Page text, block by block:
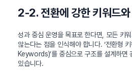
2-2. 전환에 강한 키워드
성과 중심 운영을 목표로 한다면, 모든 키
않는다는 점을 인식해야 합니다. ‘전환형
Keywords)’를 중심으로 구조를 설계하면
있습니다.